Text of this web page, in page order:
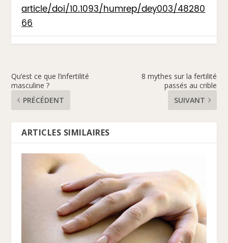
article/doi/10.1093/humrep/dey003/48280
66
Qu’est ce que l’infertilité
masculine ?
PRÉCÉDENT
8 mythes sur la fertilité
passés au crible
SUIVANT
ARTICLES SIMILAIRES